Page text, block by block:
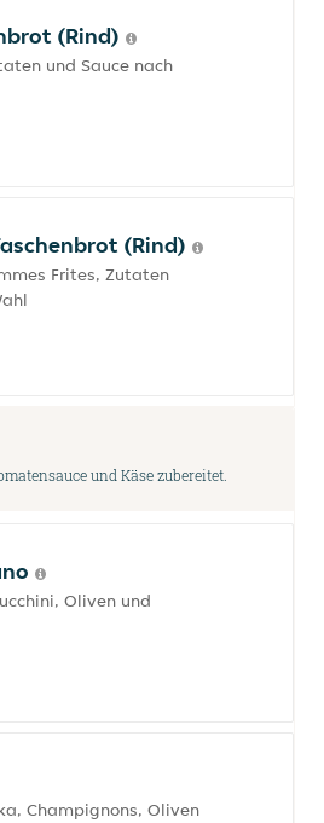
(Rind)
und Sauce nach
(Rind)
Frites, Zutaten
und Käse zubereitet.
Oliven und
Champignons, Oliven